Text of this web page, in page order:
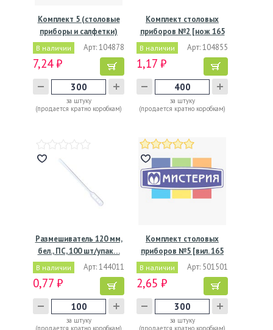
Комплект 5 (столовые
приборы и салфетки)
В наличии Арт: 104878
7,24 ₽
за штуку
(продается кратно коробкам)
Комплект столовых
приборов №2 [нож 165
мм,…
В наличии Арт: 104855
1,17 ₽
за штуку
(продается кратно коробкам)
Размешиватель 120 мм,
бел., ПС, 100 шт/упак…
В наличии Арт: 144011
0,77 ₽
за штуку
(продается кратно коробкам)
Комплект столовых
приборов №5 [вил. 165
мм,…
В наличии Арт: 501501
2,65 ₽
за штуку
(продается кратно коробкам)